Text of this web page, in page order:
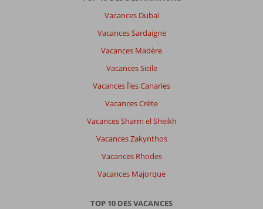
Vacances Dubaï
Vacances Sardaigne
Vacances Madère
Vacances Sicile
Vacances Îles Canaries
Vacances Crète
Vacances Sharm el Sheikh
Vacances Zakynthos
Vacances Rhodes
Vacances Majorque
TOP 10 DES VACANCES